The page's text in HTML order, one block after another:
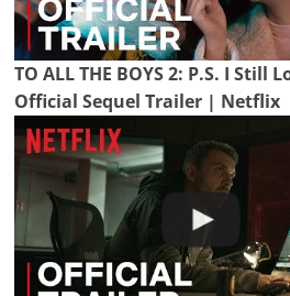
TO ALL THE BOYS 2: P.S. I Still
Official Sequel Trailer | Netflix